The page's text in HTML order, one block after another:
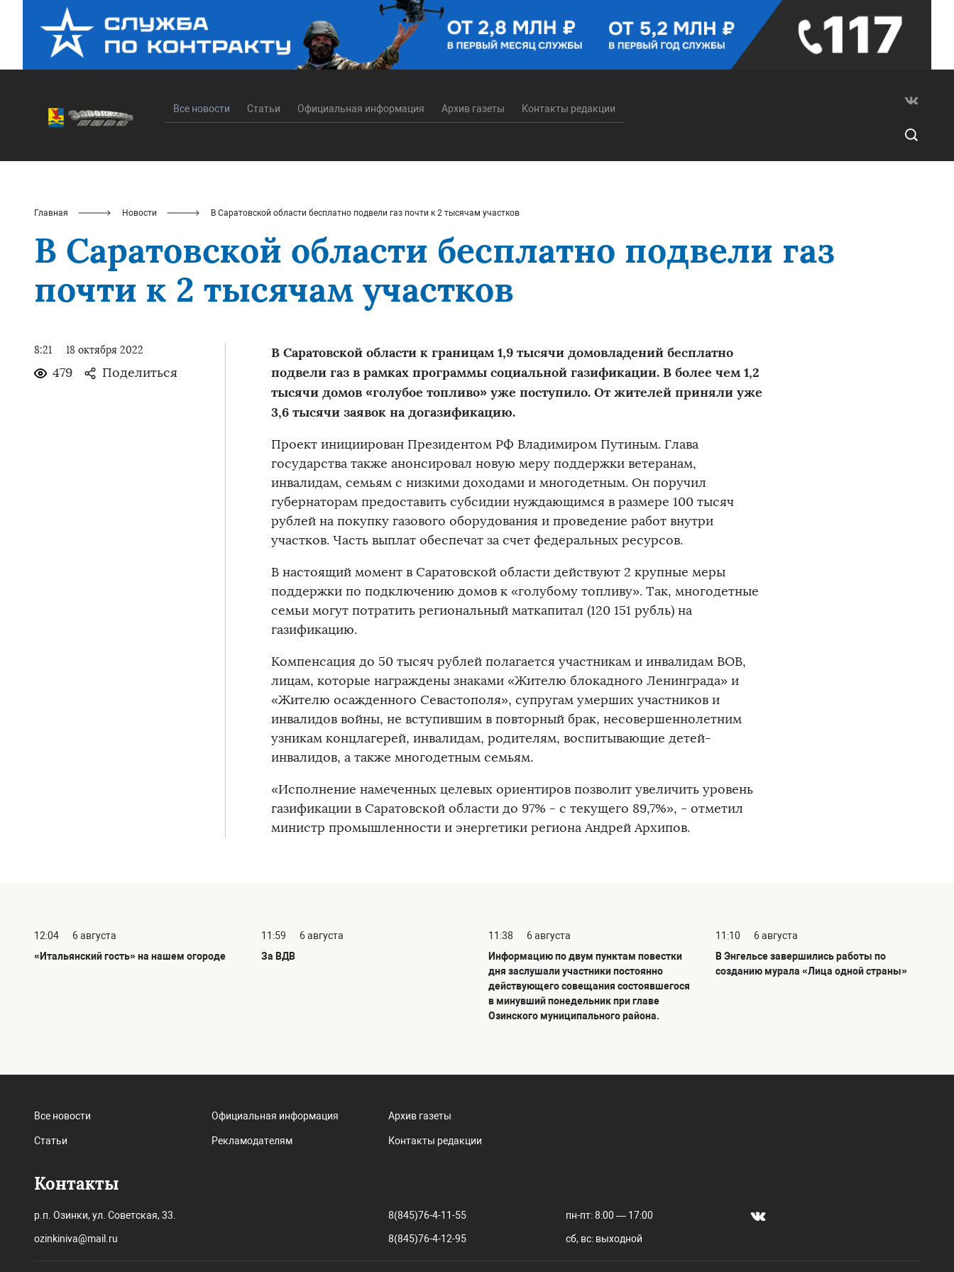
Все новости Статьи Официальная информация Архив газеты Контакты редакции
Главная Новости В Саратовской области бесплатно подвели газ почти к 2 тысячам участков
В Саратовской области бесплатно подвели газ
почти к 2 тысячам участков
8:21 18 октября 2022
479 Поделиться
В Саратовской области к границам 1,9 тысячи домовладений бесплатно
подвели газ в рамках программы социальной газификации. В более чем 1,2
тысячи домов «голубое топливо» уже поступило. От жителей приняли уже
3,6 тысячи заявок на догазификацию.
Проект инициирован Президентом РФ Владимиром Путиным. Глава
государства также анонсировал новую меру поддержки ветеранам,
инвалидам, семьям с низкими доходами и многодетным. Он поручил
губернаторам предоставить субсидии нуждающимся в размере 100 тысяч
рублей на покупку газового оборудования и проведение работ внутри
участков. Часть выплат обеспечат за счет федеральных ресурсов.
В настоящий момент в Саратовской области действуют 2 крупные меры
поддержки по подключению домов к «голубому топливу». Так, многодетные
семьи могут потратить региональный маткапитал (120 151 рубль) на
газификацию.
Компенсация до 50 тысяч рублей полагается участникам и инвалидам ВОВ,
лицам, которые награждены знаками «Жителю блокадного Ленинграда» и
«Жителю осажденного Севастополя», супругам умерших участников и
инвалидов войны, не вступившим в повторный брак, несовершеннолетним
узникам концлагерей, инвалидам, родителям, воспитывающие детей-
инвалидов, а также многодетным семьям.
«Исполнение намеченных целевых ориентиров позволит увеличить уровень
газификации в Саратовской области до 97% - с текущего 89,7%», - отметил
министр промышленности и энергетики региона Андрей Архипов.
12:04
6 августа
«Итальянский гость» на нашем огороде
11:59
6 августа
За ВДВ
11:38
6 августа
Информацию по двум пунктам повестки
дня заслушали участники постоянно
действующего совещания состоявшегося
в минувший понедельник при главе
Озинского муниципального района.
11:10
6 августа
В Энгельсе завершились работы по
созданию мурала «Лица одной страны»
Все новости
Статьи
Официальная информация
Рекламодателям
Архив газеты
Контакты редакции
Контакты
р.п. Озинки, ул. Советская, 33.
ozinkiniva@mail.ru
8(845)76-4-11-55
8(845)76-4-12-95
пн-пт: 8:00 — 17:00
сб, вс: выходной